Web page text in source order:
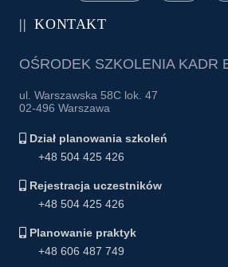
KONTAKT
OŚRODEK SZKOLENIA KADR
ul. Warszawska 58C lok. 47
02-496 Warszawa
Dział planowania szkoleń
+48 504 425 426
Rejestracja uczestników
+48 504 425 426
Planowanie praktyk
+48 606 487 749